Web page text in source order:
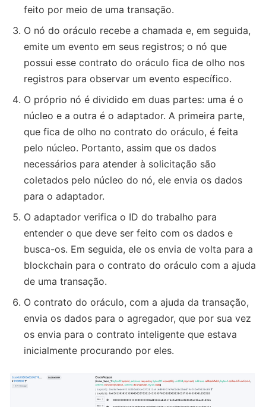
feito por meio de uma transação.
O nó do oráculo recebe a chamada e, em seguida,
emite um evento em seus registros; o nó que
possui esse contrato do oráculo fica de olho nos
registros para observar um evento específico.
O próprio nó é dividido em duas partes: uma é o
núcleo e a outra é o adaptador. A primeira parte,
que fica de olho no contrato do oráculo, é feita
pelo núcleo. Portanto, assim que os dados
necessários para atender à solicitação são
coletados pelo núcleo do nó, ele envia os dados
para o adaptador.
O adaptador verifica o ID do trabalho para
entender o que deve ser feito com os dados e
busca-os. Em seguida, ele os envia de volta para a
blockchain para o contrato do oráculo com a ajuda
de uma transação.
O contrato do oráculo, com a ajuda da transação,
envia os dados para o agregador, que por sua vez
os envia para o contrato inteligente que estava
inicialmente procurando por eles.